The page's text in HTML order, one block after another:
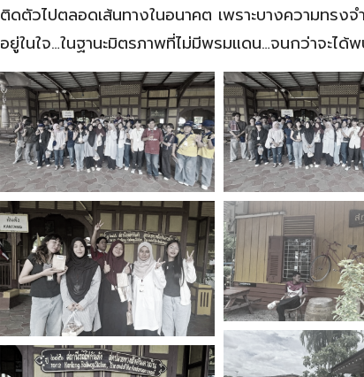
ติดตัวไปตลอดเส้นทางในอนาคต เพราะบางความทร
อยู่ในใจ…ในฐานะมิตรภาพที่ไม่มีพรมแดน…จนกว่าจะได้